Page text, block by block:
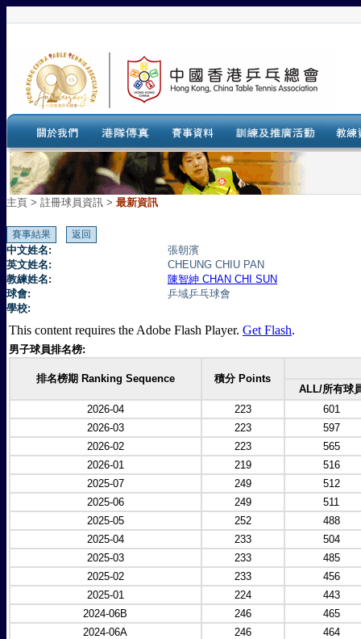
主頁 > 註冊球員資訊 > 最新資訊
中文姓名:
張朝濱
英文姓名:
CHEUNG CHIU PAN
教練姓名:
陳智紳 CHAN CHI SUN
球會:
乒域乒乓球會
學校:
This content requires the Adobe Flash Player. Get Flash.
男子球員排名榜:
排名榜期 Ranking Sequence
積分 Points
ALL/所有球
2026-04
223
601
2026-03
223
597
2026-02
223
565
2026-01
219
516
2025-07
249
512
2025-06
249
511
2025-05
252
488
2025-04
233
504
2025-03
233
485
2025-02
233
456
2025-01
224
443
2024-06B
246
465
2024-06A
246
464